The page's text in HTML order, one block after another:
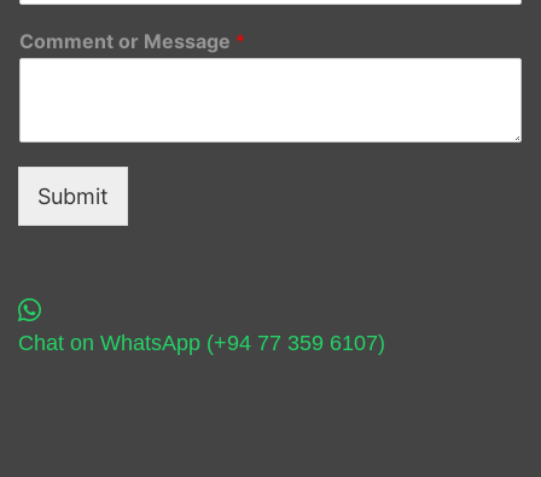
Comment or Message *
Submit
Chat on WhatsApp (+94 77 359 6107)